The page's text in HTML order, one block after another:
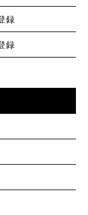
録
録